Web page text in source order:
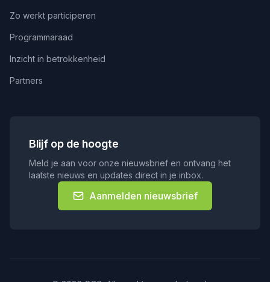
Zo werkt participeren
Programmaraad
Inzicht in betrokkenheid
Partners
Blijf op de hoogte
Meld je aan voor onze nieuwsbrief en ontvang het
laatste nieuws en updates direct in je inbox.
Aanmelden nieuwsbrief